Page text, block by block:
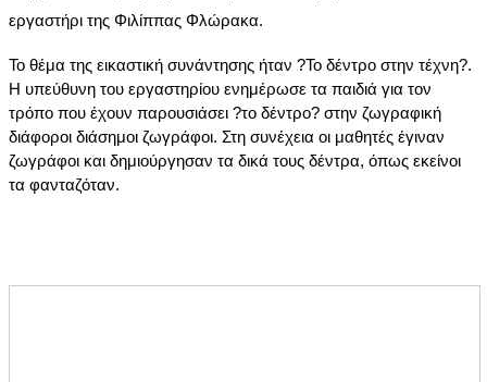
εργαστήρι της Φιλίππας Φλώρακα.
Το θέμα της εικαστική συνάντησης ήταν ?Το δέντρο στην τέχνη?.
Η υπεύθυνη του εργαστηρίου ενημέρωσε τα παιδιά για τον
τρόπο που έχουν παρουσιάσει ?το δέντρο? στην ζωγραφική
διάφοροι διάσημοι ζωγράφοι. Στη συνέχεια οι μαθητές έγιναν
ζωγράφοι και δημιούργησαν τα δικά τους δέντρα, όπως εκείνοι
τα φανταζόταν.